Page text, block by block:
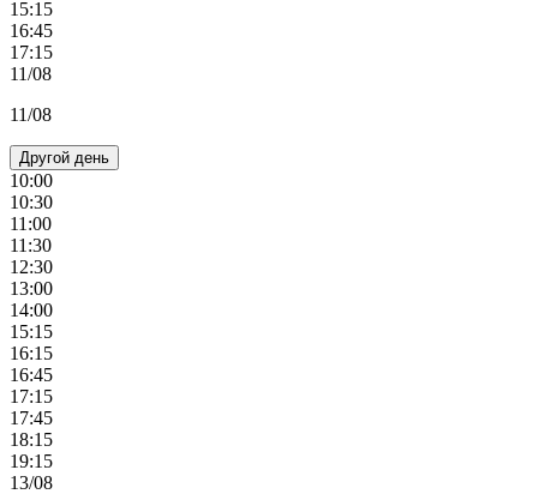
15:15
16:45
17:15
11/08
11/08
Другой день
10:00
10:30
11:00
11:30
12:30
13:00
14:00
15:15
16:15
16:45
17:15
17:45
18:15
19:15
13/08